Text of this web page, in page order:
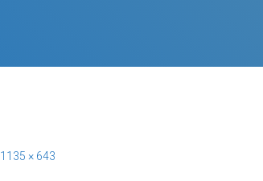
1135 × 643